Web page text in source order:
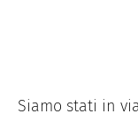
Siamo stati in